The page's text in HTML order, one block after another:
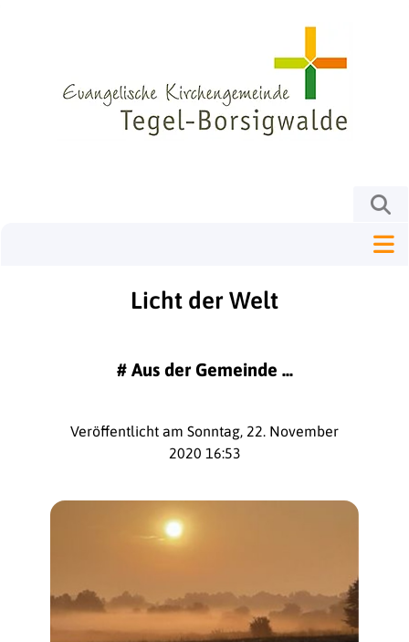
Licht der Welt
# Aus der Gemeinde ...
Veröffentlicht am Sonntag, 22. November
2020 16:53